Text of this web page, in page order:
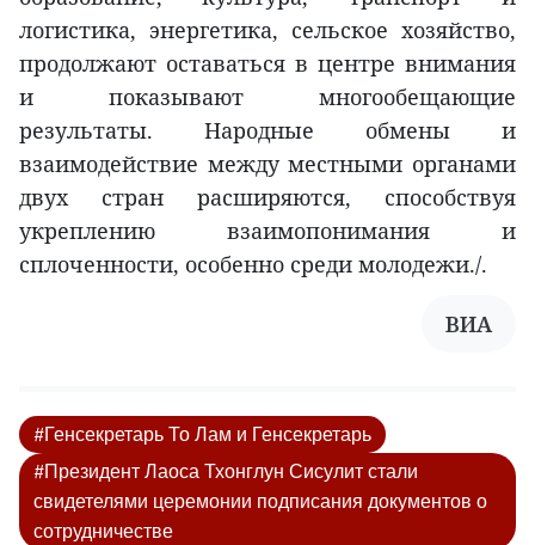
логистика, энергетика, сельское хозяйство,
продолжают оставаться в центре внимания
и показывают многообещающие
результаты. Народные обмены и
взаимодействие между местными органами
двух стран расширяются, способствуя
укреплению взаимопонимания и
сплоченности, особенно среди молодежи./.
ВИА
#Генсекретарь То Лам и Генсекретарь
#Президент Лаоса Тхонглун Сисулит стали
свидетелями церемонии подписания документов о
сотрудничестве